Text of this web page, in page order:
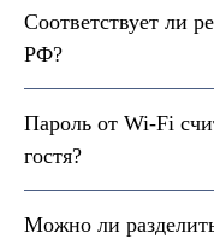
Соответствует ли
РФ?
Пароль от Wi-Fi
гостя?
Можно ли